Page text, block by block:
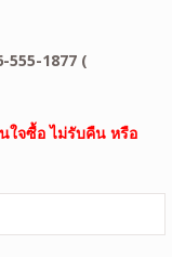
555-1877 (
จซื้อ ไม่รับคืน หรือ